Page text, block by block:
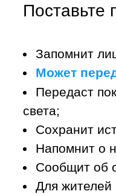
Поставьте
Запомнит
Может
Передаст
света;
Сохранит
Напомнит о
Сообщит об
Для жителей